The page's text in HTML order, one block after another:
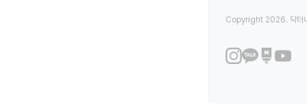
Copyright 2026. 닥터